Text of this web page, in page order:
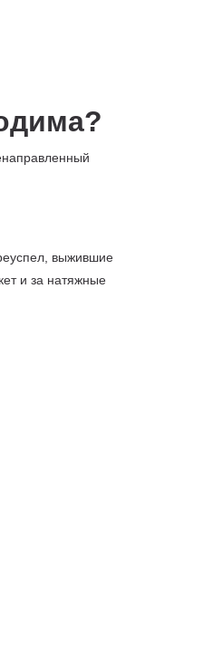
выжившие
и за натяжные